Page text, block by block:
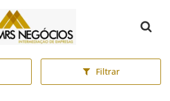
Página inicial
Filtrar